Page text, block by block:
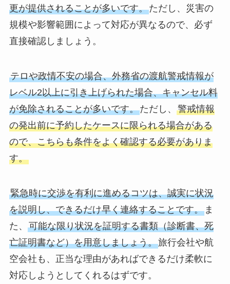
更が提供されることが多いです。ただし、災害の
規模や影響範囲によって対応が異なるので、必ず
直接確認しましょう。
テロや政情不安の場合、外務省の渡航警戒情報が
レベル2以上に引き上げられた場合、キャンセル料
が免除されることが多いです。ただし、 警戒情報
の発出前に予約したケースに限られる場合がある
ので、こちらも条件をよく確認する必要がありま
す。
緊急時に交渉を有利に進めるコツは、誠実に状況
を説明し、できるだけ早く連絡することです。ま
た、 可能な限り状況を証明する書類（診断書、死
亡証明書など）を用意しましょう。旅行会社や航
空会社も、正当な理由があればできるだけ柔軟に
対応しようとしてくれるはずです。